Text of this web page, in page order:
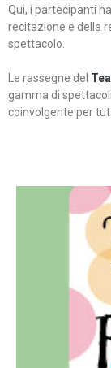
Qui, i partecipanti
recitazione e della
spettacolo.
Le rassegne del
gamma di
coinvolgente per
Teatro In
per far